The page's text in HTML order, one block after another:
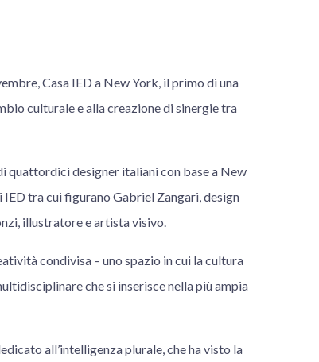
Casa IED a New York, il primo di una
culturale e alla creazione di sinergie tra
quattordici designer italiani con base a New
tra cui figurano Gabriel Zangari, design
illustratore e artista visivo.
condivisa – uno spazio in cui la cultura
che si inserisce nella più ampia
all’intelligenza plurale, che ha visto la